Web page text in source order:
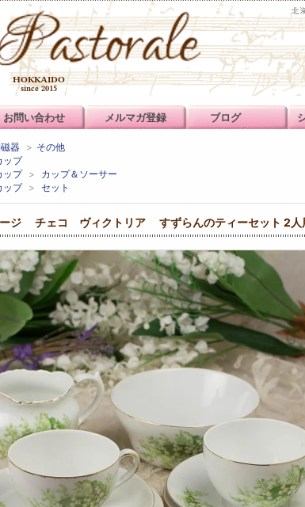
お問い合わせ メルマガ登録 ブログ
器 > その他
ップ
ップ >
カップ＆ソーサー
ップ > セット
ージ チェコ ヴィクトリア すずらんのティーセット 2